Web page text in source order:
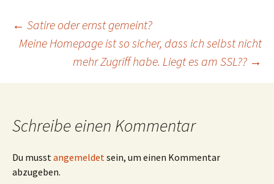
Beitragsnavigation
← Satire oder ernst gemeint?
Meine Homepage ist so sicher, dass ich selbst nicht
mehr Zugriff habe. Liegt es am SSL?? →
Schreibe einen Kommentar
Du musstangemeldetsein, um einen Kommentar
abzugeben.